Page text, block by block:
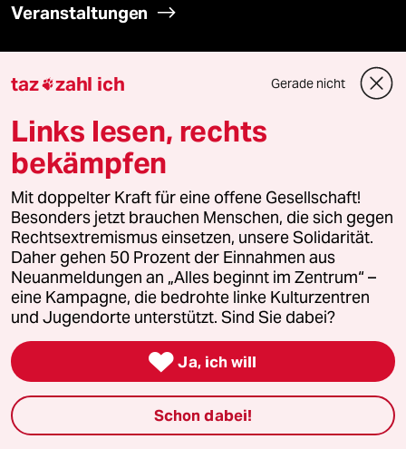
Veranstaltungen
Live im Stream
Vergangene
taz lab 2027
Mehr taz Lesestoff
taz Blogs
taz FUTURZWEI
taz zahl ich Gerade nicht
Links lesen, rechts
bekämpfen
Mit doppelter Kraft für eine offene Gesellschaft!
Besonders jetzt brauchen Menschen, die sich gegen
Rechtsextremismus einsetzen, unsere Solidarität.
Daher gehen 50 Prozent der Einnahmen aus
Neuanmeldungen an „Alles beginnt im Zentrum“ –
eine Kampagne, die bedrohte linke Kulturzentren
und Jugendorte unterstützt. Sind Sie dabei?
 Ja, ich will
Schon dabei!